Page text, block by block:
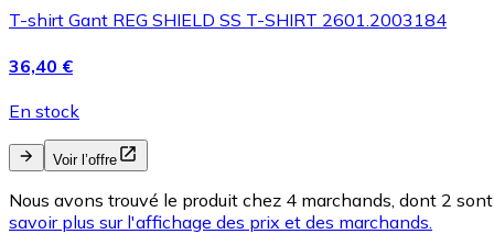
T-shirt Gant REG SHIELD SS T-SHIRT 2601.2003184
36,40 €
En stock
Voir l’offre
Nous avons trouvé le produit chez 4 marchands, dont 2
savoir plus sur l'affichage des prix et des marchands.